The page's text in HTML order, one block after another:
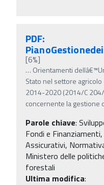
PDF:
[6%]
… Orientamenti
Stato nel settore
2014-2020 (2014/C
concernente la gestione
Parole chiave:
Fondi e
Assicurativi,
Ministero delle
forestali
Ultima modifica: